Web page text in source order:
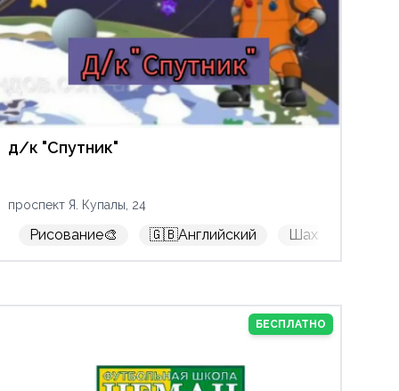
спасательный спорт🧯 Дизайн 🟩Бесплатно
д/к "Спутник"
проспект Я. Купалы, 24
Рисование🎨 🇬🇧Английский Шахматы
БЕСПЛАТНО